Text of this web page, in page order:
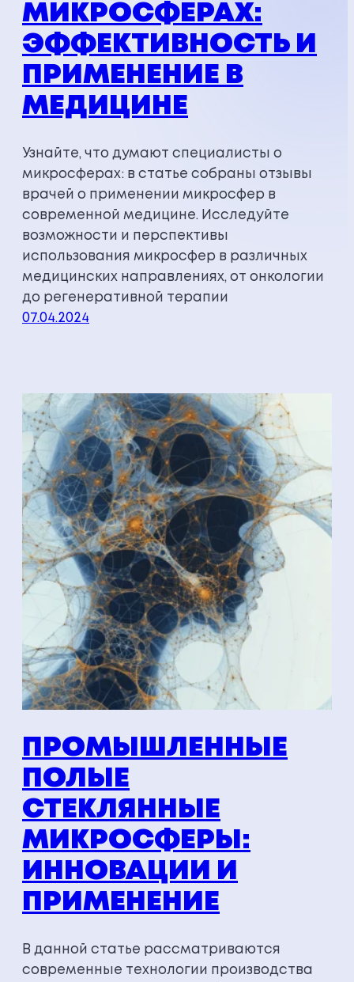
МИКРОСФЕРАХ:
ЭФФЕКТИВНОСТЬ И
ПРИМЕНЕНИЕ В
МЕДИЦИНЕ
Узнайте, что думают специалисты о
микросферах: в статье собраны отзывы
врачей о применении микросфер в
современной медицине. Исследуйте
возможности и перспективы
использования микросфер в различных
медицинских направлениях, от онкологии
до регенеративной терапии
07.04.2024
ПРОМЫШЛЕННЫЕ
ПОЛЫЕ
СТЕКЛЯННЫЕ
МИКРОСФЕРЫ:
ИННОВАЦИИ И
ПРИМЕНЕНИЕ
В данной статье рассматриваются
современные технологии производства